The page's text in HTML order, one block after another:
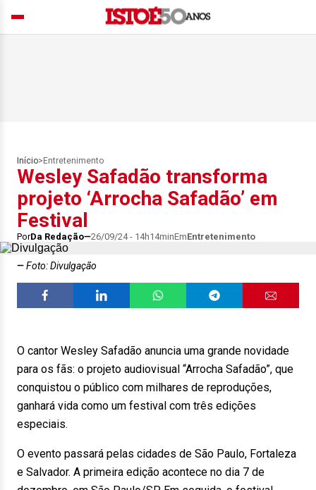
Início> Entretenimento
Wesley Safadão transforma
projeto ‘Arrocha Safadão’ em
Festival
PorDa Redação 26/09/24 - 14h14minEmEntretenimento
Foto: Divulgação
O cantor Wesley Safadão anuncia uma grande novidade
para os fãs: o projeto audiovisual “Arrocha Safadão”, que
conquistou o público com milhares de reproduções,
ganhará vida como um festival com três edições
especiais.
O evento passará pelas cidades de São Paulo, Fortaleza
e Salvador. A primeira edição acontece no dia 7 de